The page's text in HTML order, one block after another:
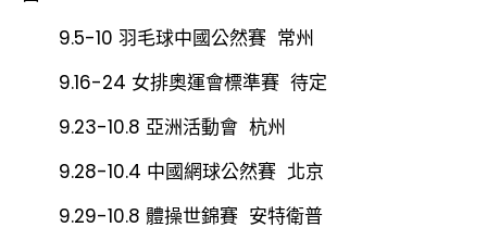
9.5-10 羽毛球中國公然賽 常州
9.16-24 女排奧運會標準賽 待定
9.23-10.8 亞洲活動會 杭州
9.28-10.4 中國網球公然賽 北京
9.29-10.8 體操世錦賽 安特衛普